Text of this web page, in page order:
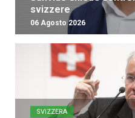
svizzere
06 Agosto 2026
SVIZZERA